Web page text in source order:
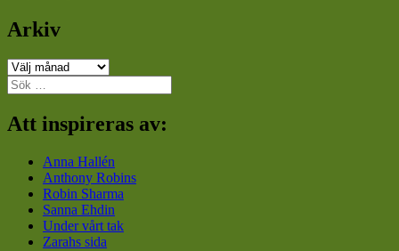
Arkiv
Arkiv
Sök
efter:
Att inspireras av:
Anna Hallén
Anthony Robins
Robin Sharma
Sanna Ehdin
Under vårt tak
Zarahs sida